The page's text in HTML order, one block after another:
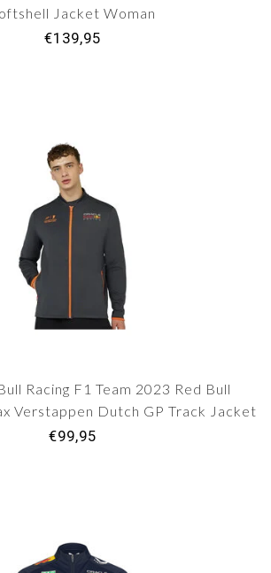
Jacket Woman
€139,95
Racing F1 Team 2023 Red Bull
Verstappen Dutch GP Track Jacket
Adult
€99,95